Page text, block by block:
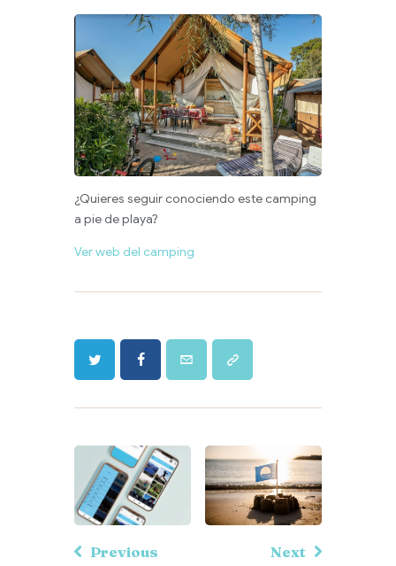
¿Quieres seguir conociendo este camping
a pie de playa?
Ver web del camping
Previous
Next